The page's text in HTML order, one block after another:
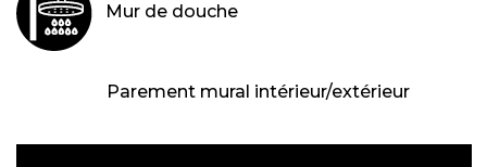
Mur de douche
Parement mural intérieur/extérieur